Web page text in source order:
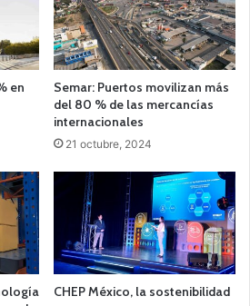
en
Semar: Puertos movilizan más
del 80 % de las mercancías
internacionales
21 octubre, 2024
CHEP México, la sostenibilidad